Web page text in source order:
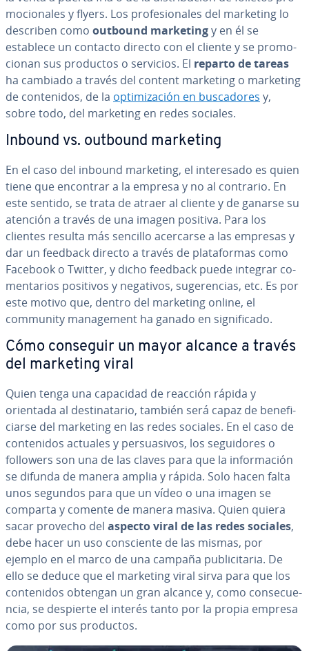
mo­cio­na­les y flyers. Los pro­fe­sio­na­les del marketing lo
describen como outbound marketingy en él se
establece un contacto directo con el cliente y se pro­mo­
cio­nan sus productos o servicios. El reparto de tareas
ha cambiado a través del content marketing o marketing
de co­n­te­ni­dos, de la op­ti­mi­za­ción en bu­s­ca­do­res y,
sobre todo, del marketing en redes sociales.
Inbound vs. outbound marketing
En el caso del inbound marketing, el in­te­re­sa­do es quien
tiene que encontrar a la empresa y no al contrario. En
este sentido, se trata de atraer al cliente y de ganarse su
atención a través de una imagen positiva. Para los
clientes resulta más sencillo acercarse a las empresas y
dar un feedback directo a través de pla­ta­fo­r­mas como
Facebook o Twitter, y dicho feedback puede integrar co­
me­n­ta­rios positivos y negativos, su­ge­re­n­cias, etc. Es por
este motivo que, dentro del marketing online, el
community ma­na­ge­me­nt ha ganado en si­g­ni­fi­ca­do.
Cómo conseguir un mayor alcance a través
del marketing viral
Quien tenga una capacidad de reacción rápida y
orientada al de­s­ti­na­ta­rio, también será capaz de be­ne­fi­
ciar­se del marketing en las redes sociales. En el caso de
co­n­te­ni­dos actuales y pe­r­sua­si­vos, los se­gui­do­res o
followers son una de las claves para que la in­fo­r­ma­ción
se difunda de manera amplia y rápida. Solo hacen falta
unos segundos para que un vídeo o una imagen se
comparta y comente de manera masiva. Quien quiera
sacar provecho del aspecto viral de las redes sociales,
debe hacer un uso co­n­s­cie­n­te de las mismas, por
ejemplo en el marco de una campaña pu­bli­ci­ta­ria. De
ello se deduce que el marketing viral sirva para que los
co­n­te­ni­dos obtengan un gran alcance y, como co­n­se­cue­
n­cia, se despierte el interés tanto por la propia empresa
como por sus productos.